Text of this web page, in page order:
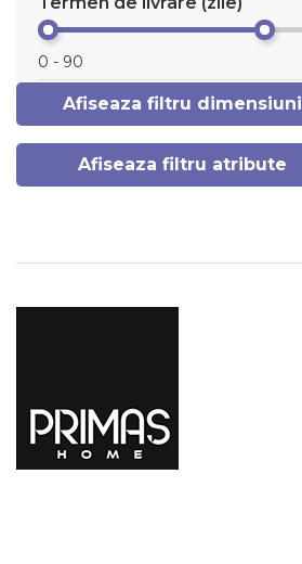
Afiseaza filtru dimensiuni
Afiseaza filtru atribute